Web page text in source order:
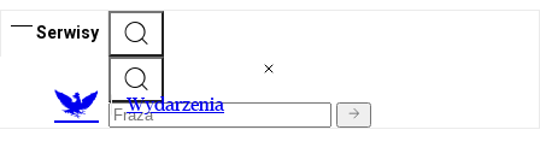
Serwisy
Wydarzenia